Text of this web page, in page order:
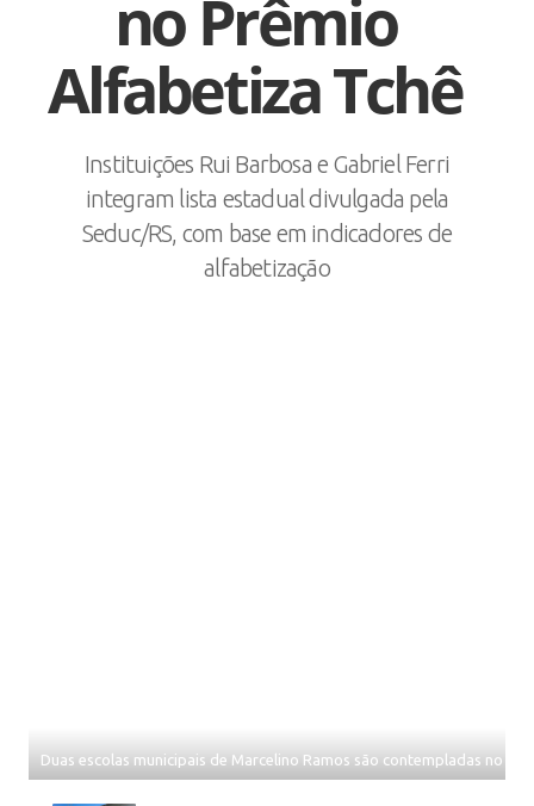
no Prêmio
Alfabetiza Tchê
Instituições Rui Barbosa e Gabriel Ferri
integram lista estadual divulgada pela
Seduc/RS, com base em indicadores de
alfabetização
Duas escolas municipais de Marcelino Ramos são contempladas no